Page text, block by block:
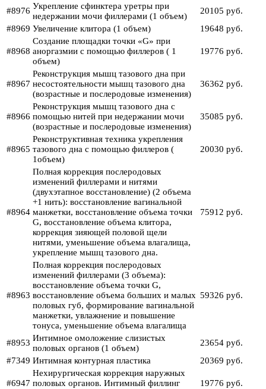
#8976 Укрепление сфинктера уретры при
недержании мочи филлерами (1 объем)
20105 руб.
#8969 Увеличение клитора (1 объем) 19648 руб.
#8968
Создание площадки точки «G» при
аноргазмии с помощью филлеров ( 1
объем)
19776 руб.
#8967
Реконструкция мышц тазового дна при
несостоятельности мышц тазового дна
(возрастные и послеродовые изменения)
36362 руб.
#8966
Реконструкция мышц тазового дна с
помощью нитей при недержании мочи
(возрастные и послеродовые изменения)
35085 руб.
#8965
Реконструктивная техника укрепления
тазового дна с помощью филлеров (
1объем)
20030 руб.
#8964
Полная коррекция послеродовых
изменений филлерами и нитями
(двухэтапное восстановление) (2 объема
+1 нить): восстановление вагинальной
манжетки, восстановление объема точки
G, восстановление объема клитора,
коррекция зияющей половой щели
нитями, уменьшение объема влагалища,
укрепление мышц тазового дна.
75912 руб.
#8963
Полная коррекция послеродовых
изменений филлерами (3 объема):
восстановление объема точки G,
восстановление объема больших и малых
половых губ, формирование вагинальной
манжетки, увлажнение и повышение
тонуса, уменьшение объема влагалища
59326 руб.
#8953 Интимное омоложение слизистых
половых органов (1 объем)
23654 руб.
#7349 Интимная контурная пластика 20369 руб.
#6947
Нехирургическая коррекция наружных
половых органов. Интимный филлинг
19776 руб.